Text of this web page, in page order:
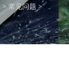
>常见问题 >